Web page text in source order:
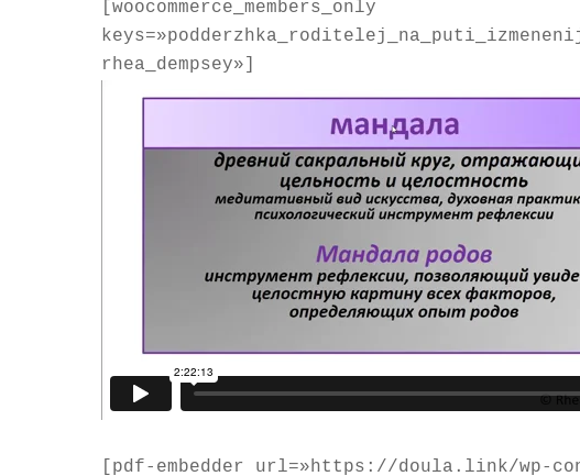
[woocommerce_members_only
rhea_dempsey»]
[pdf-embedder url=»https://doula.link/wp-